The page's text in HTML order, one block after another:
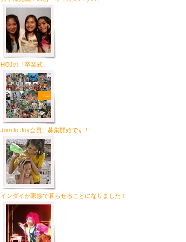
HOJの「卒業式」
Join to Joy会員、募集開始です！
インダイが家族で暮らせることになりました！